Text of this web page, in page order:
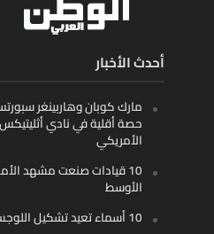
أحدث الأخبار
مارك كوبان وهاربينغر
حصة أقلية في نادي أثليتيكس
الأمريكي
10 قيادات صنعت مشهد
الأوسط
10 أسماء تعيد تشكيل اللوجستيات الذكية في الخليج